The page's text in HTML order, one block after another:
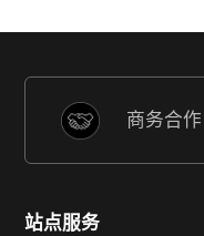
商务合作
站点服务